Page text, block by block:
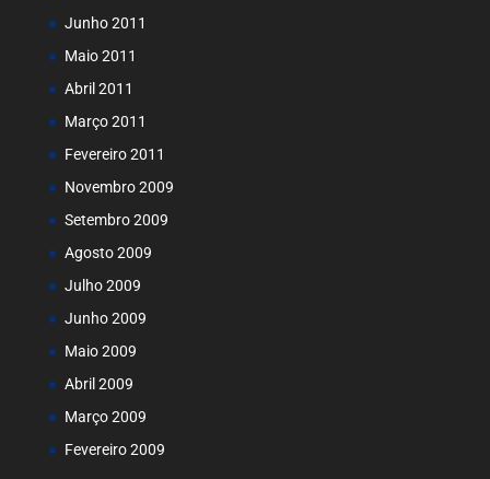
Junho 2011
Maio 2011
Abril 2011
Março 2011
Fevereiro 2011
Novembro 2009
Setembro 2009
Agosto 2009
Julho 2009
Junho 2009
Maio 2009
Abril 2009
Março 2009
Fevereiro 2009